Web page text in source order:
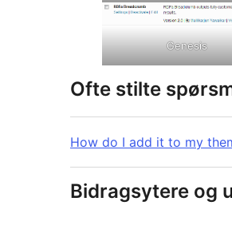
Genesis
Ofte stilte
How do I add it to my
Bidragsytere og